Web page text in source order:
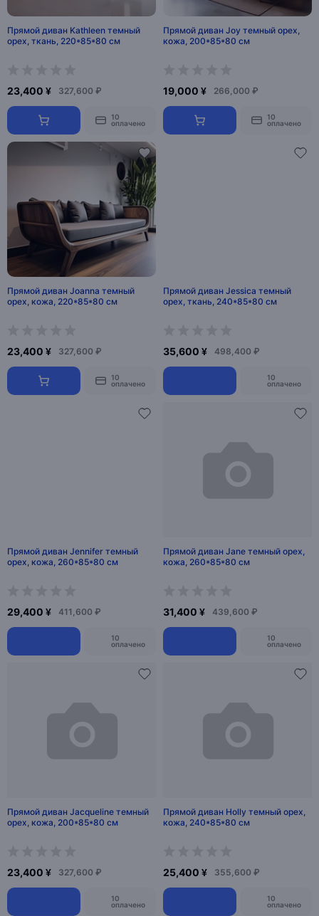
Прямой диван Kathleen темный
орех, ткань, 220*85*80 см
23,400 ¥ 327,600 ₽
10
оплачено
Прямой диван Joy темный орех,
кожа, 200*85*80 см
19,000 ¥ 266,000 ₽
10
оплачено
Прямой диван Joanna темный
орех, кожа, 220*85*80 см
23,400 ¥ 327,600 ₽
10
оплачено
Прямой диван Jessica темный
орех, ткань, 240*85*80 см
35,600 ¥ 498,400 ₽
10
оплачено
Прямой диван Jennifer темный
орех, кожа, 260*85*80 см
29,400 ¥ 411,600 ₽
10
оплачено
Прямой диван Jane темный орех,
кожа, 260*85*80 см
31,400 ¥ 439,600 ₽
10
оплачено
Прямой диван Jacqueline темный
орех, кожа, 200*85*80 см
23,400 ¥ 327,600 ₽
10
оплачено
Прямой диван Holly темный орех,
кожа, 240*85*80 см
25,400 ¥ 355,600 ₽
10
оплачено